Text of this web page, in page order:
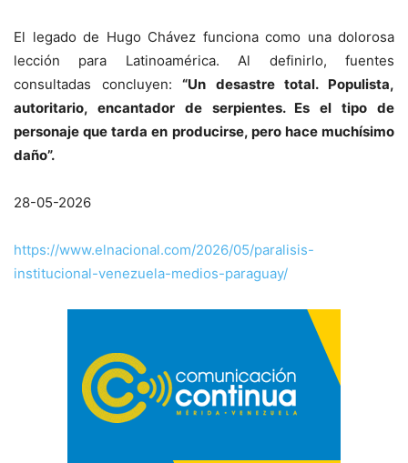
El legado de Hugo Chávez funciona como una dolorosa
lección para Latinoamérica. Al definirlo, fuentes
consultadas concluyen:“Un desastre total. Populista,
autoritario, encantador de serpientes. Es el tipo de
personaje que tarda en producirse, pero hace muchísimo
daño”.
28-05-2026
https://www.elnacional.com/2026/05/paralisis-
institucional-venezuela-medios-paraguay/